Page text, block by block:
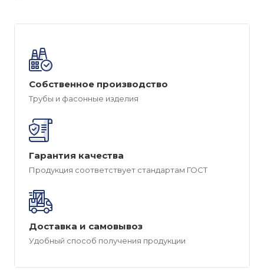
Собственное производство
Трубы и фасонные изделия
Гарантия качества
Продукция соответствует стандартам ГОСТ
Доставка и самовывоз
Удобный способ получения продукции